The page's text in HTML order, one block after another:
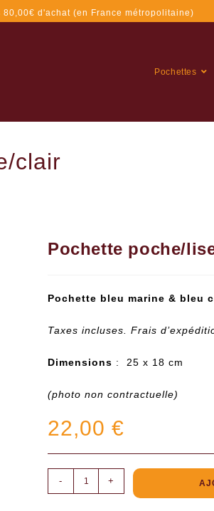
d'achat (en France métropolitaine)
Pochettes
clair
Pochette poche/
Pochette bleu marine & bleu
Taxes incluses. Frais
Dimensions : 25 x 18 cm
(photo non contractuelle)
22,00 €
- +